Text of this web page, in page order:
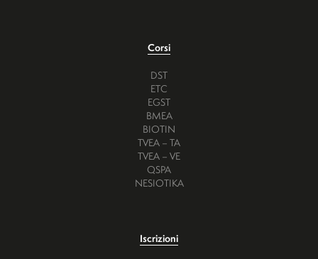
Corsi
DST
ETC
EGST
BMEA
BIOTIN
TVEA – TA
TVEA – VE
QSPA
NESIOTIKA
Iscrizioni